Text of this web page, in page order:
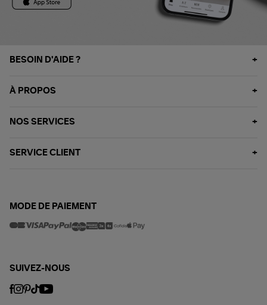
BESOIN D'AIDE ?
À PROPOS
NOS SERVICES
SERVICE CLIENT
MODE DE PAIEMENT
SUIVEZ-NOUS